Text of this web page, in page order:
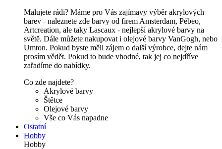
Malujete rádi? Máme pro Vás zajímavy výběr akrylových
barev - naleznete zde barvy od firem Amsterdam, Pébeo,
Artcreation, ale taky Lascaux - nejlepší akrylové barvy na
světě. Dále můžete nakupovat i olejové barvy VanGogh, nebo
Umton. Pokud byste měli zájem o další výrobce, dejte nám
prosím vědět. Pokud to bude vhodné, tak jej co nejdříve
zařadíme do nabídky.
Co zde najdete?
Akrylové barvy
Štětce
Olejové barvy
Vše co Vás napadne
Ostatní
Hobby
Hobby